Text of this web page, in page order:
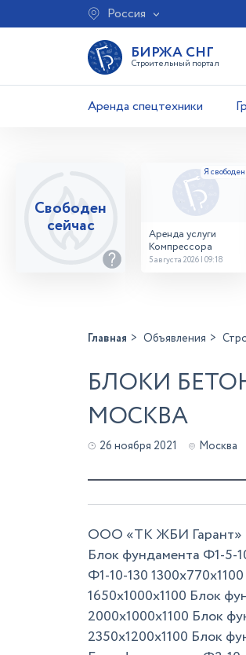
Россия
БИРЖА СНГ
Строительный портал
Аренда спецтехники
Свободен
сейчас
Аренда услуги
Компрессора
5 августа 2026 | 09:18
Главная Объявления
БЛОКИ
МОСКВА
26 ноября 2021 Москва
ООО «ТК ЖБИ Гарант»
Блок фундамента Ф1-5-
Ф1-10-130
1650х1000х1100 Блок
2000х1000х1100 Блок
2350х1200х1100 Блок